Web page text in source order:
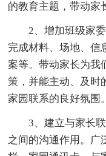
的教育主题，带动家
2、增加班级家
完成材料、场地、信
案等。带动家长为我
策，并能主动、及时
家园联系的良好氛围。
3、建立与家长
之间的沟通作用。广